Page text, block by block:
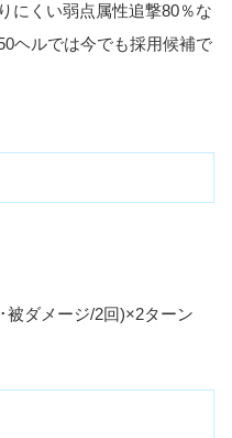
にくい弱点属性追撃80％な
ヘルでは今でも採用候補で
被ダメージ/2回)×2ターン